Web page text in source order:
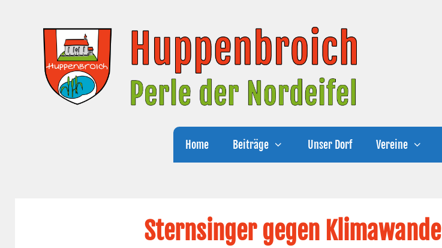
Home Beiträge Unser Dorf Vereine
Sternsinger gegen Klimawandel